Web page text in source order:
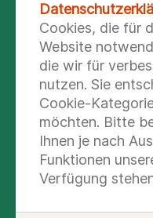
Manchmal
Erkrankungen die
z.B. die
vorbestehende
Ebenso können
Grunderkrankungen
sein.
In diesen Fällen
beziehen die
Cookies, die für
Website
die wir für
nutzen. Sie
Cookie-
möchten. Bitte
Ihnen je nach
Funktionen
Verfügung